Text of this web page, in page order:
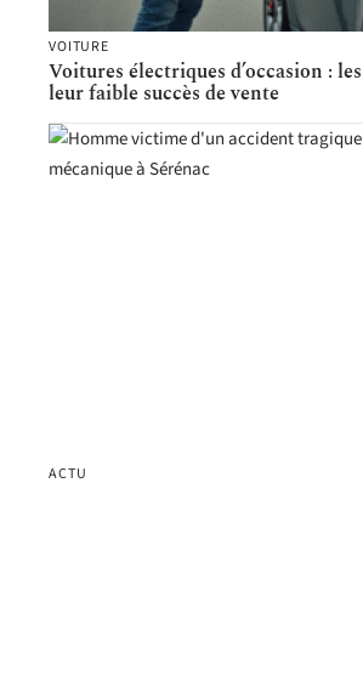
VOITURE
Voitures électriques d’occasion :
leur faible succès de vente
ACTU